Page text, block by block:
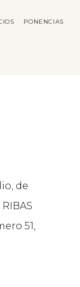
PONENCIAS
de
51,